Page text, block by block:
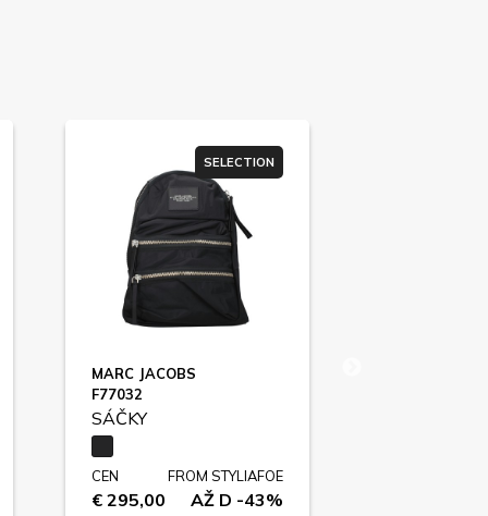
SELECTION
MARC JACOBS
F77032
SÁČKY
CEN
€ 295,00
FROM STYLIAFOE
AŽ D -43%